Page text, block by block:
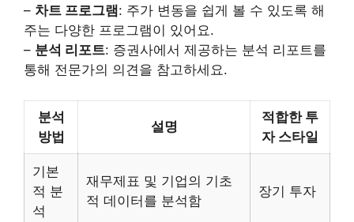
– 차트 프로그램: 주가 변동을 쉽게 볼 수 있도록 해
주는 다양한 프로그램이 있어요.
– 분석 리포트: 증권사에서 제공하는 분석 리포트를
통해 전문가의 의견을 참고하세요.
분석
방법
설명
적합한 투
자 스타일
기본
적 분
석
재무제표 및 기업의 기초
적 데이터를 분석함
장기 투자